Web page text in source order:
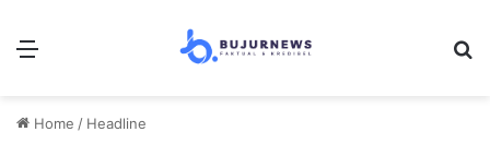
Menu
Home / Headline